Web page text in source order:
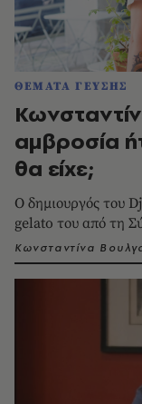
ΘΕΜΑΤΑ ΓΕΥΣΗΣ
αμβροσία
θα είχε;
Ο δημιουργός του
gelato του από τη
Κωνσταντίνα